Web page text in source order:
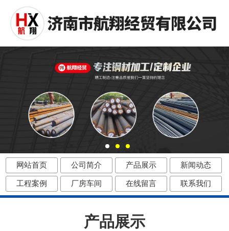
网站首页 公司简介 产品展示 新闻动态
工程案例 厂房车间 在线留言 联系我们
产品展示